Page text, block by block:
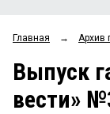
ОБЩЕСТВО
ЗАКОН
Главная → Архив
Выпуск
вести»